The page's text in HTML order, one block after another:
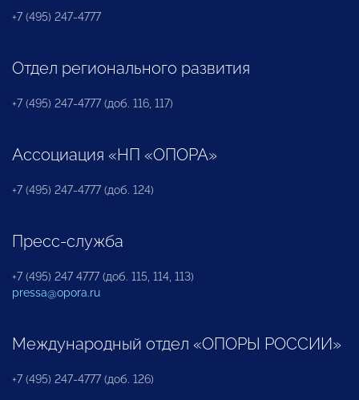
+7 (495) 247-4777
Отдел регионального развития
+7 (495) 247-4777 (доб. 116, 117)
Ассоциация «НП «ОПОРА»
+7 (495) 247-4777 (доб. 124)
Пресс-служба
+7 (495) 247 4777 (доб. 115, 114, 113)
pressa@opora.ru
Международный отдел «ОПОРЫ РОССИИ»
+7 (495) 247-4777 (доб. 126)